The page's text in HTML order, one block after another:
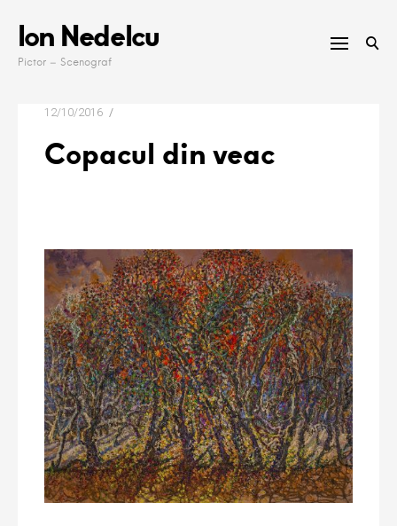
content
Ion Nedelcu
Pictor – Scenograf
12/10/2016
Copacul din veac